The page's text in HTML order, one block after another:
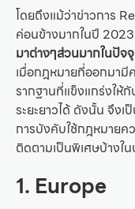
โดยถึงแม้ว่าข่าวการ
ค่อนข้างมากในปี
มาต่างๆส่วนมากในปัจ
เมื่อกฎหมายที่ออกมามี
รากฐานที่แข็งแกร่งให้
ระยะยาวได้ ดังนั้น จึง
การบังคับใช้กฎหมายค
ติดตามเป็นพิเศษบ้างใ
1. Europe